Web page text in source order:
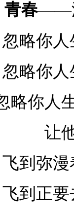
青春——
忽略你
忽略你
略你人
让
飞到弥
飞到正